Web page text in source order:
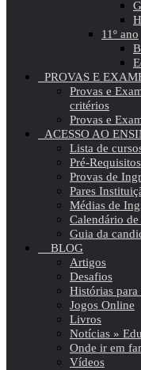
11º ano
PROVAS E
Provas e
critérios
Provas e
ACESSO AO
Lista de
Pré-Requisitos
Provas de
Pares
Médias de
Calendário
Guia da
BLOG
Artigos
Desafios
Histórias para
Jogos Online
Livros
Notícias »
Onde ir em
Vídeos